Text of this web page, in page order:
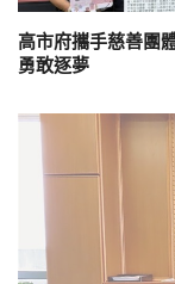
高市府攜手慈善團
勇敢逐夢